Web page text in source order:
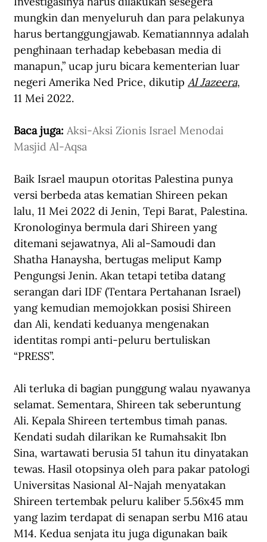
mungkin dan menyeluruh dan para pelakunya
harus bertanggungjawab. Kematiannnya adalah
penghinaan terhadap kebebasan media di
manapun,” ucap juru bicara kementerian luar
negeri Amerika Ned Price, dikutip Al Jazeera,
11 Mei 2022.
Baca juga: Aksi-Aksi Zionis Israel Menodai
Masjid Al-Aqsa
Baik Israel maupun otoritas Palestina punya
versi berbeda atas kematian Shireen pekan
lalu, 11 Mei 2022 di Jenin, Tepi Barat, Palestina.
Kronologinya bermula dari Shireen yang
ditemani sejawatnya, Ali al-Samoudi dan
Shatha Hanaysha, bertugas meliput Kamp
Pengungsi Jenin. Akan tetapi tetiba datang
serangan dari IDF (Tentara Pertahanan Israel)
yang kemudian memojokkan posisi Shireen
dan Ali, kendati keduanya mengenakan
identitas rompi anti-peluru bertuliskan
“PRESS”.
Ali terluka di bagian punggung walau nyawanya
selamat. Sementara, Shireen tak seberuntung
Ali. Kepala Shireen tertembus timah panas.
Kendati sudah dilarikan ke Rumahsakit Ibn
Sina, wartawati berusia 51 tahun itu dinyatakan
tewas. Hasil otopsinya oleh para pakar patologi
Universitas Nasional Al-Najah menyatakan
Shireen tertembak peluru kaliber 5.56x45 mm
yang lazim terdapat di senapan serbu M16 atau
M14. Kedua senjata itu juga digunakan baik